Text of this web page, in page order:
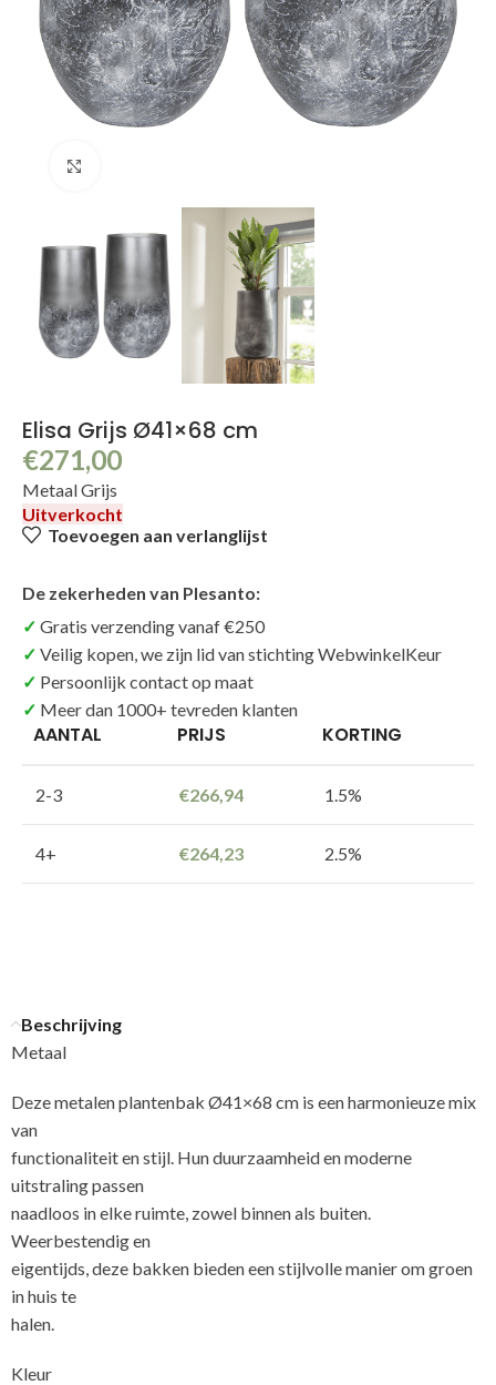
Elisa Grijs Ø41×68 cm
€271,00
Metaal Grijs
Uitverkocht
Toevoegen aan verlanglijst
De zekerheden van Plesanto:
Gratis verzending vanaf €250
Veilig kopen, we zijn lid van stichting WebwinkelKeur
Persoonlijk contact op maat
Meer dan 1000+ tevreden klanten
AANTAL PRIJS KORTING
2-3 €266,94 1.5%
4+ €264,23 2.5%
Beschrijving
Metaal
Deze metalen plantenbak Ø41×68 cm is een harmonieuze mix
van
functionaliteit en stijl. Hun duurzaamheid en moderne
uitstraling passen
naadloos in elke ruimte, zowel binnen als buiten.
Weerbestendig en
eigentijds, deze bakken bieden een stijlvolle manier om groen
in huis te
halen.
Kleur